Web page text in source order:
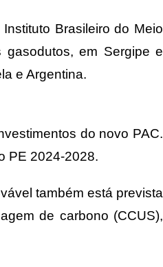
Brasileiro do Meio
em Sergipe e
e Argentina.
do novo PAC.
PE 2024-2028.
também está prevista
de carbono (CCUS),